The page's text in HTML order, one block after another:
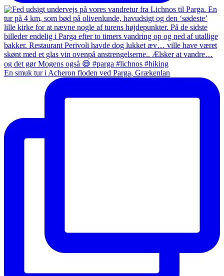
En smuk tur i Acheron floden ved Parga, Grækenlan